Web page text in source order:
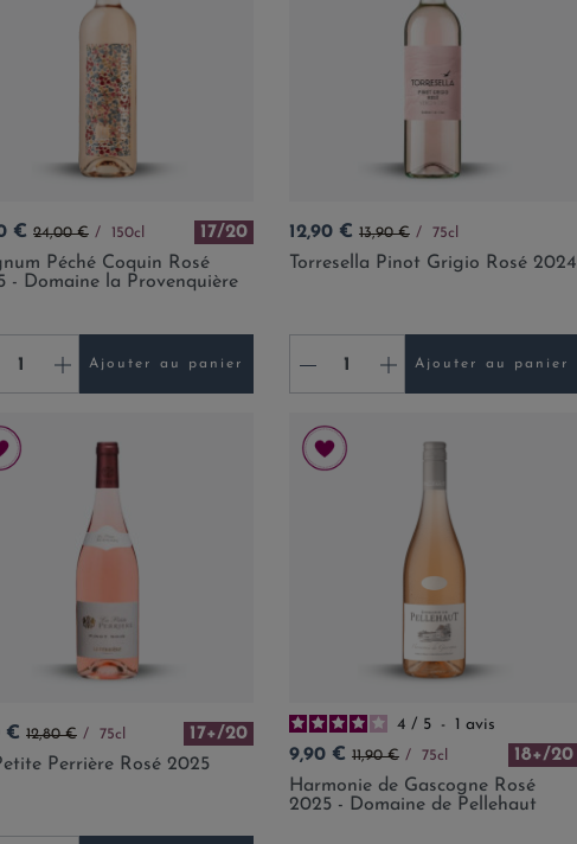
€ Prix de base
24,00 € 150cl
17/20
Péché Coquin Rosé
- Domaine la Provenquière
+ Ajouter au panier
Prix
12,90 € Prix de base
13,90 € 75cl
Torresella Pinot Grigio Rosé 2024
- + Ajouter au panier
€ Prix de base
12,80 € 75cl
17+/20
Perrière Rosé 2025
4 / 5 - 1 avis
Prix
9,90 € Prix de base
11,90 € 75cl
18+/20
Harmonie de Gascogne Rosé
2025 - Domaine de Pellehaut